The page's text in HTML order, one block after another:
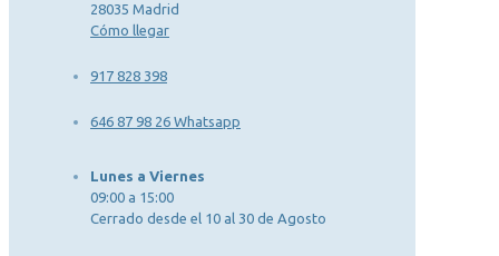
28035 Madrid
Cómo llegar
917 828 398
646 87 98 26 Whatsapp
Lunes a Viernes
09:00 a 15:00
Cerrado desde el 10 al 30 de Agosto